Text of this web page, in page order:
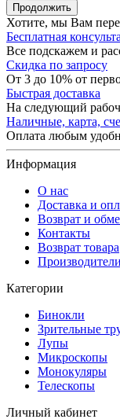
Продолжить
Хотите, мы Вам
Бесплатная
Все подскажем и
Скидка по запросу
От 3 до 10% от
Быстрая доставка
На следующий
Наличные, карта,
Оплата любым
Информация
О нас
Доставка и
Возврат и
Контакты
Возврат товара
Производители
Категории
Бинокли
Зрительные
Лупы
Микроскопы
Монокуляры
Телескопы
Личный кабинет